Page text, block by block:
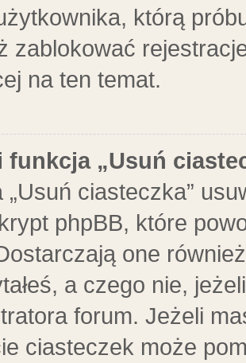
którą
zablokować
na ten temat.
funkcja „Usuń
„Usuń ciasteczka”
phpBB, które
one
a czego nie,
forum. Jeżeli
ciasteczek może